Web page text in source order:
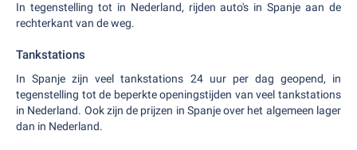
In tegenstelling tot in Nederland, rijden auto's in Spanje aan de
rechterkant van de weg.
Tankstations
In Spanje zijn veel tankstations 24 uur per dag geopend, in
tegenstelling tot de beperkte openingstijden van veel tankstations
in Nederland. Ook zijn de prijzen in Spanje over het algemeen lager
dan in Nederland.